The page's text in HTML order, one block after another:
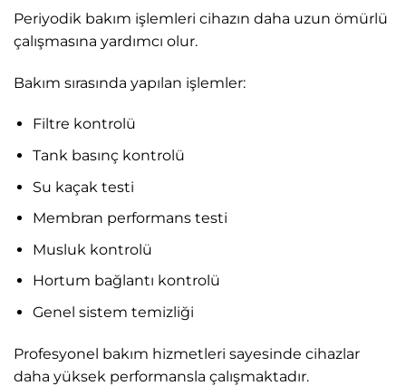
Periyodik bakım işlemleri cihazın daha uzun ömürlü
çalışmasına yardımcı olur.
Bakım sırasında yapılan işlemler:
Filtre kontrolü
Tank basınç kontrolü
Su kaçak testi
Membran performans testi
Musluk kontrolü
Hortum bağlantı kontrolü
Genel sistem temizliği
Profesyonel bakım hizmetleri sayesinde cihazlar
daha yüksek performansla çalışmaktadır.